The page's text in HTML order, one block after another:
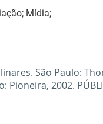
Mídia;
São Paulo:
Pioneira, 2002.